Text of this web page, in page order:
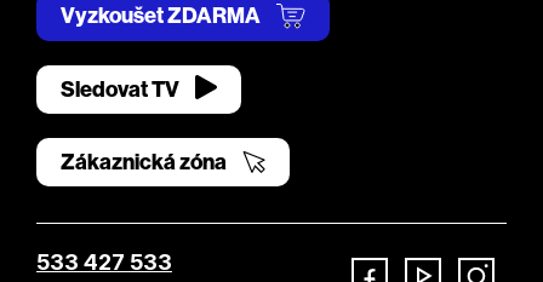
Vyzkoušet ZDARMA
Sledovat TV
Zákaznická zóna
533 427 533